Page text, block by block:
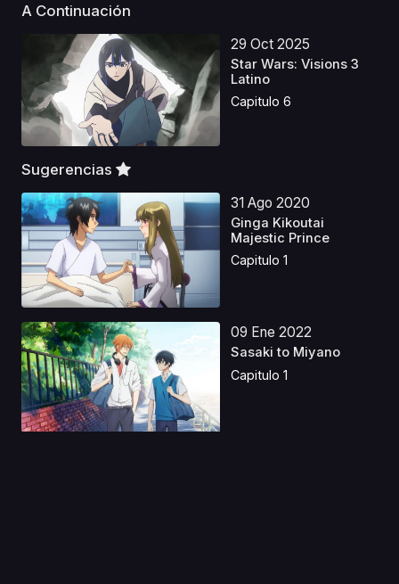
A Continuación
29 Oct 2025
Star Wars: Visions 3
Latino
Capitulo 6
Sugerencias
31 Ago 2020
Ginga Kikoutai
Majestic Prince
Capitulo 1
09 Ene 2022
Sasaki to Miyano
Capitulo 1